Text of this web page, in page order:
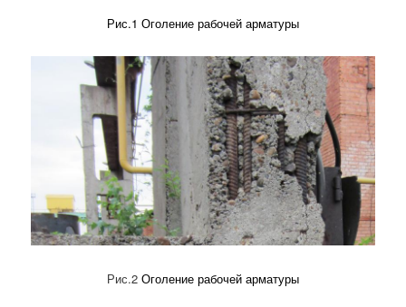
Рис.1 Оголение рабочей арматуры
Рис.2 Оголение рабочей арматуры